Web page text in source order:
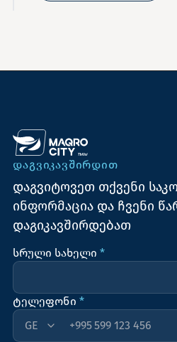
ᲓᲐᲒᲕᲘᲙᲐᲕᲨᲘᲠᲓᲘᲗ
დაგვიტოვეთ თქვენი
ინფორმაცია და ჩვენი
დაგიკავშირდებათ
სრული სახელი*
ტელეფონი *
+995